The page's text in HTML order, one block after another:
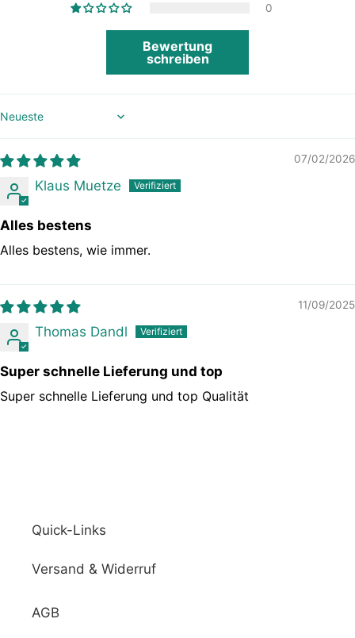
0
Bewertung
schreiben
Sort by
07/02/2026
Klaus Muetze
Alles bestens
Alles bestens, wie immer.
11/09/2025
Thomas Dandl
Super schnelle Lieferung und top
Super schnelle Lieferung und top Qualität
Quick-Links
Versand & Widerruf
AGB